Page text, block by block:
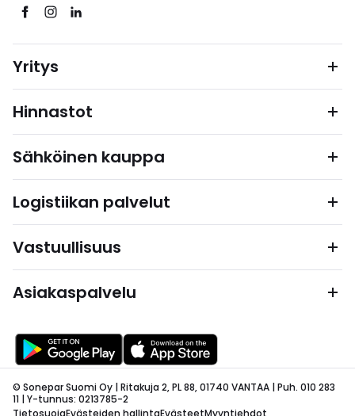
Yritys
Hinnastot
Sähköinen kauppa
Logistiikan palvelut
Vastuullisuus
Asiakaspalvelu
© Sonepar Suomi Oy | Ritakuja 2, PL 88, 01740 VANTAA | Puh. 010 283
11 | Y-tunnus: 0213785-2
TietosuojaEvästeiden hallintaEvästeetMyyntiehdot